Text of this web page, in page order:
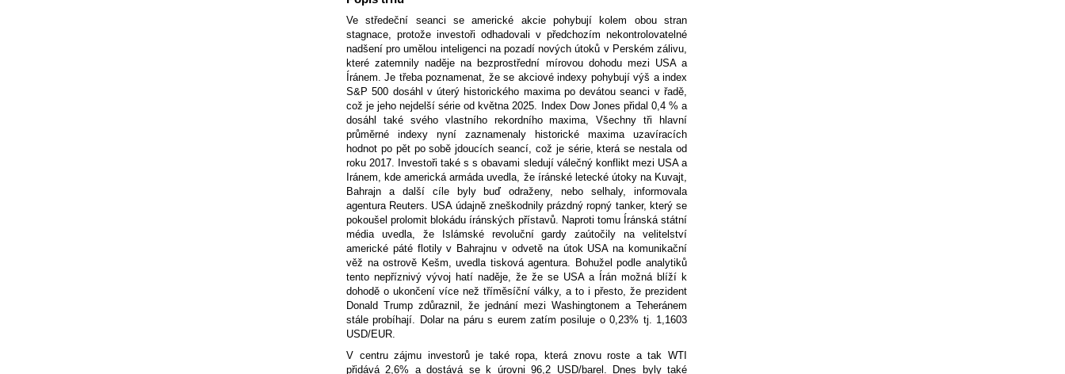
Ve středeční seanci se americké akcie pohybují kolem obou stran
stagnace, protože investoři odhadovali v předchozím nekontrolovatelné
nadšení pro umělou inteligenci na pozadí nových útoků v Perském zálivu,
které zatemnily naděje na bezprostřední mírovou dohodu mezi USA a
Íránem. Je třeba poznamenat, že se akciové indexy pohybují výš a index
S&P 500 dosáhl v úterý historického maxima po devátou seanci v řadě,
což je jeho nejdelší série od května 2025. Index Dow Jones přidal 0,4 % a
dosáhl také svého vlastního rekordního maxima, Všechny tři hlavní
průměrné indexy nyní zaznamenaly historické maxima uzavíracích
hodnot po pět po sobě jdoucích seancí, což je série, která se nestala od
roku 2017. Investoři také s s obavami sledují válečný konflikt mezi USA a
Iránem, kde americká armáda uvedla, že íránské letecké útoky na Kuvajt,
Bahrajn a další cíle byly buď odraženy, nebo selhaly, informovala
agentura Reuters. USA údajně zneškodnily prázdný ropný tanker, který se
pokoušel prolomit blokádu íránských přístavů. Naproti tomu Íránská státní
média uvedla, že Islámské revoluční gardy zaútočily na velitelství
americké páté flotily v Bahrajnu v odvetě na útok USA na komunikační
věž na ostrově Kešm, uvedla tisková agentura. Bohužel podle analytiků
tento nepříznivý vývoj hatí naděje, že že se USA a Írán možná blíží k
dohodě o ukončení více než tříměsíční války, a to i přesto, že prezident
Donald Trump zdůraznil, že jednání mezi Washingtonem a Teheránem
stále probíhají. Dolar na páru s eurem zatím posiluje o 0,23% tj. 1,1603
USD/EUR.
V centru zájmu investorů je také ropa, která znovu roste a tak WTI
přidává 2,6% a dostává se k úrovni 96,2 USD/barel. Dnes byly také